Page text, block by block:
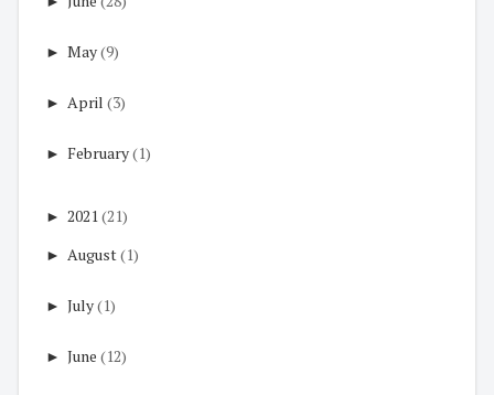
► May(9)
► April (3)
► February(1)
► 2021 (21)
► August(1)
► July(1)
► June (12)